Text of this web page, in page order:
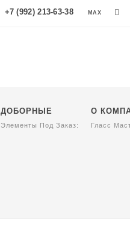
+7 (992) 213-63-38 MAX
ДОБОРНЫЕ
Элементы Под Заказ:
О
Гласс